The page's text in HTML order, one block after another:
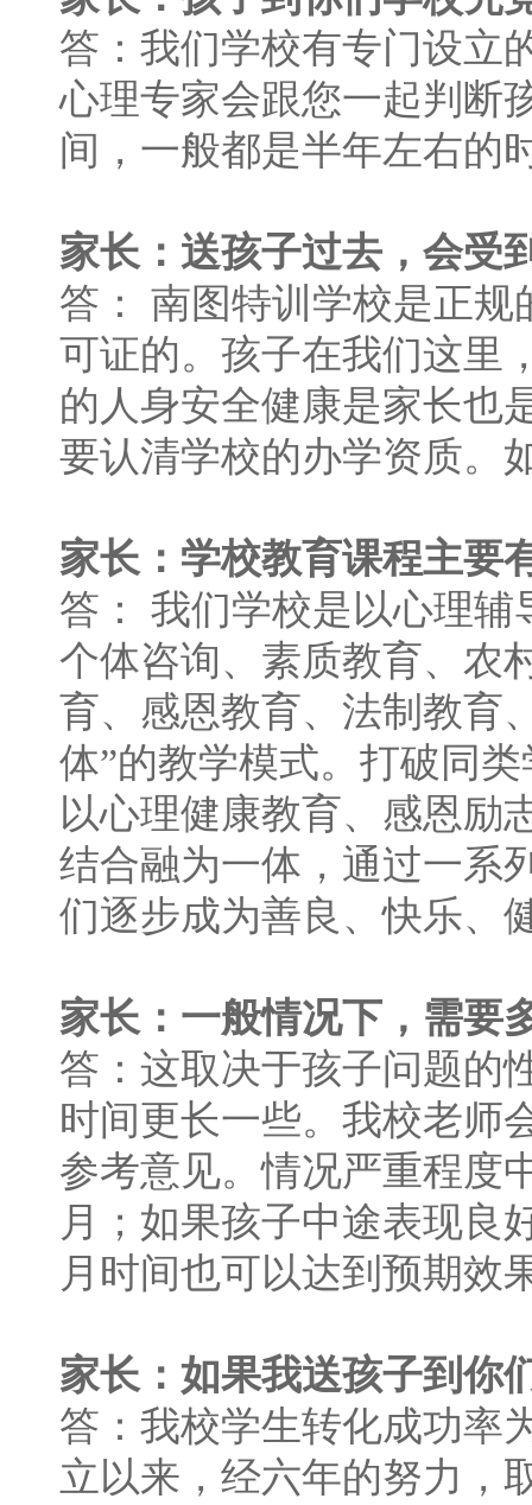
答：我们学校有专门设立
心理专家会跟您一起判断
间，一般都是半年左右的
家长：送孩子过去，会受
答： 南图特训学校是正
可证的。孩子在我们这里
的人身安全健康是家长也
要认清学校的办学资质。
家长：学校教育课程主要
答： 我们学校是以心理
个体咨询、素质教育、农
育、感恩教育、法制教育
体”的教学模式。打破同
以心理健康教育、感恩励
结合融为一体，通过一系
们逐步成为善良、快乐、
家长：一般情况下，需要
答：这取决于孩子问题的
时间更长一些。我校老师
参考意见。情况严重程度
月；如果孩子中途表现良
月时间也可以达到预期效
家长：如果我送孩子到你
答：我校学生转化成功率
立以来，经六年的努力，